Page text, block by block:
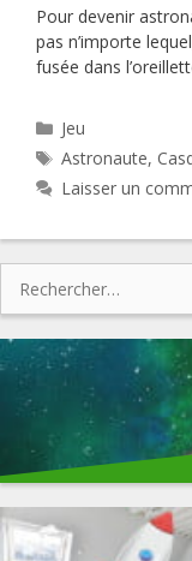
Pour devenir
pas n’importe
fusée dans
Catégories
Jeu
Étiquettes
Astronaute,
Laisser un